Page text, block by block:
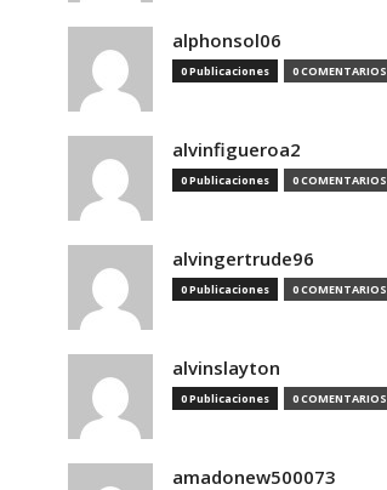
alphonsol06
0 Publicaciones 0 COMENTARIOS
alvinfigueroa2
0 Publicaciones 0 COMENTARIOS
alvingertrude96
0 Publicaciones 0 COMENTARIOS
alvinslayton
0 Publicaciones 0 COMENTARIOS
amadonew500073